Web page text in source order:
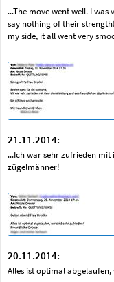
...The move went well. I
say nothing of their
my side, it all went very
21.11.2014:
...Ich war sehr zufrieden
zügelmänner!
20.11.2014:
Alles ist optimal